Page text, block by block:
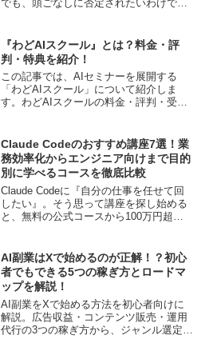
でも、頭ごなしに否定されたいわけでも
か。そして結局、自分は何から手をつけ
ればいいのかという一点で...
『わどAIスクール』とは？料金・評
判・特典を紹介！
この記事では、AIセミナーを展開する
「わどAIスクール」について紹介しま
す。わどAIスクールの料金・評判・受講
セミナーも紹介します。
Claude Codeのおすすめ講座7選！業
務効率化からエンジニア向けまで目的
別に学べるコースを徹底比較
Claude Codeに『自分の仕事を任せて回
したい』。そう思って講座を探し始める
と、無料の公式コースから100万円超の
か、判断する物差しが見当たらない——
多くのビジネス...
AI副業はXで始めるのが正解！？初心
者でもできる5つの稼ぎ方とロードマ
ップを解説！
AI副業をXで始める方法を初心者向けに
解説。広告収益・コンテンツ販売・運用
代行の3つの稼ぎ方から、ジャンル選定・